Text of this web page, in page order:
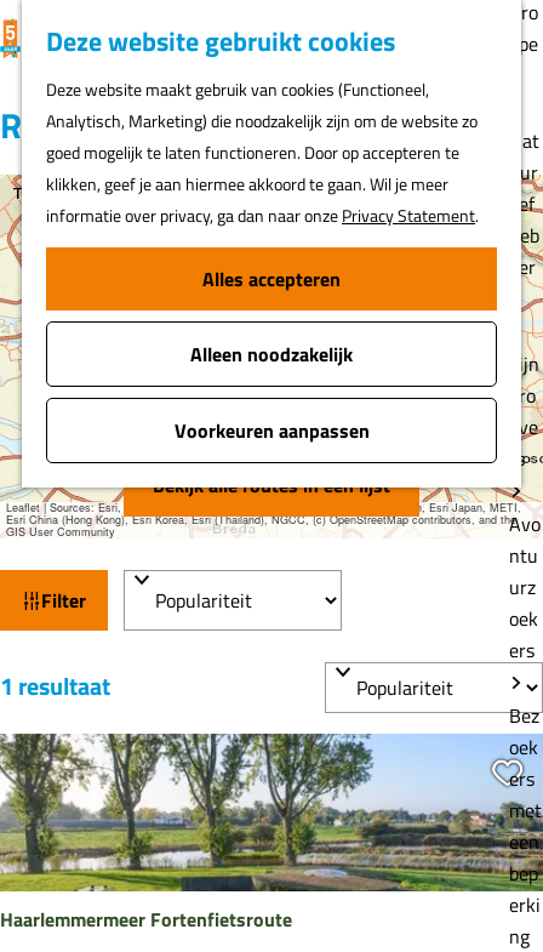
Deze website gebruikt cookies
Deze website maakt gebruik van cookies (Functioneel,
Analytisch, Marketing) die noodzakelijk zijn om de website zo
goed mogelijk te laten functioneren. Door op accepteren te
klikken, geef je aan hiermee akkoord te gaan. Wil je meer
informatie over privacy, ga dan naar onzePrivacy Statement.
Alles accepteren
Alleen noodzakelijk
Voorkeuren aanpassen
a
n
a
a
r
e
h
o
m
e
p
a
g
e
F
v
o
r
i
e
t
e
n
K
a
r
t
Z
e
k
e
n
MENU
Gro
epe
Nat
uur
lief
heb
ber
Fijn
pro
eve
rs
Avo
ntu
urz
oek
ers
Bez
oek
ers
met
een
bep
erki
ng
Routes
+
Leaflet|Sources: Esri, HERE, Garmin, USGS, Intermap, INCREMENT P, NRCan, Esri Japan, METI,
Esri China (Hong Kong), Esri Korea, Esri (Thailand), NGCC, (c) OpenStreetMap contributors, and the
GIS User Community
Bekijk alle routes in een lijst
W
a
z
e
k
j
e
Filter
t
e
r
o
p
:
1 resultaat
S
r
t
e
e
r
o
p
Haarlemmermeer Fortenfietsroute